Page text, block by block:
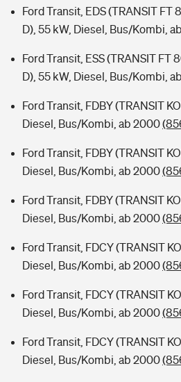
Ford Transit, EDS (TRANSIT FT
D), 55 kW, Diesel, Bus/Kombi,
Ford Transit, ESS (TRANSIT FT
D), 55 kW, Diesel, Bus/Kombi,
Ford Transit, FDBY (TRANSIT
Diesel, Bus/Kombi, ab 2000
Ford Transit, FDBY (TRANSIT
Diesel, Bus/Kombi, ab 2000
Ford Transit, FDBY (TRANSIT
Diesel, Bus/Kombi, ab 2000
Ford Transit, FDCY (TRANSIT
Diesel, Bus/Kombi, ab 2000
Ford Transit, FDCY (TRANSIT
Diesel, Bus/Kombi, ab 2000
Ford Transit, FDCY (TRANSIT
Diesel, Bus/Kombi, ab 2000